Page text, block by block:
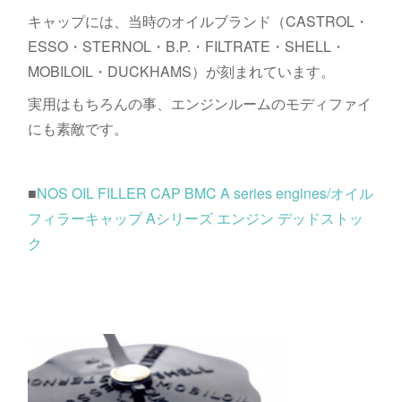
キャップには、当時のオイルブランド（CASTROL・
ESSO・STERNOL・B.P.・FILTRATE・SHELL・
MOBILOIL・DUCKHAMS）が刻まれています。
実用はもちろんの事、エンジンルームのモディファイ
にも素敵です。
■NOS OIL FILLER CAP BMC A series engines/オイル
フィラーキャップ Aシリーズ エンジン デッドストッ
ク